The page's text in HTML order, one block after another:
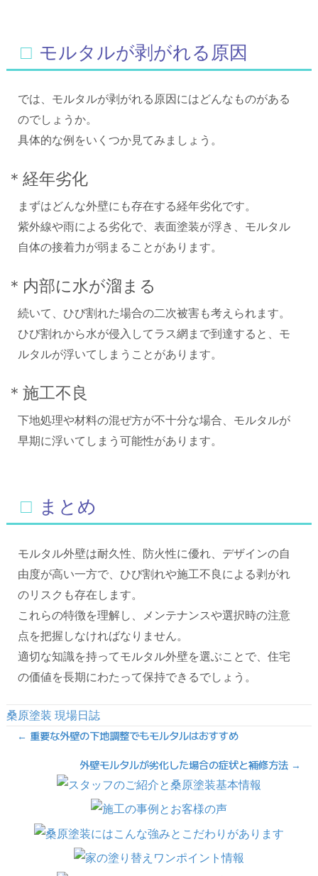
□モルタルが剥がれる原因
では、モルタルが剥がれる原因にはどんなものがある
のでしょうか。
具体的な例をいくつか見てみましょう。
＊経年劣化
まずはどんな外壁にも存在する経年劣化です。
紫外線や雨による劣化で、表面塗装が浮き、モルタル
自体の接着力が弱まることがあります。
＊内部に水が溜まる
続いて、ひび割れた場合の二次被害も考えられます。
ひび割れから水が侵入してラス網まで到達すると、モ
ルタルが浮いてしまうことがあります。
＊施工不良
下地処理や材料の混ぜ方が不十分な場合、モルタルが
早期に浮いてしまう可能性があります。
□まとめ
モルタル外壁は耐久性、防火性に優れ、デザインの自
由度が高い一方で、ひび割れや施工不良による剥がれ
のリスクも存在します。
これらの特徴を理解し、メンテナンスや選択時の注意
点を把握しなければなりません。
適切な知識を持ってモルタル外壁を選ぶことで、住宅
の価値を長期にわたって保持できるでしょう。
桑原塗装 現場日誌
Posts
navigation
← 重要な外壁の下地調整でもモルタルはおすすめ
外壁モルタルが劣化した場合の症状と補修方法 →